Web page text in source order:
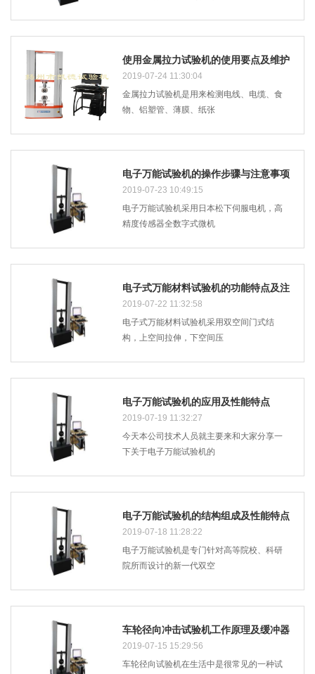
使用金属拉力试验机的使用要点及维护
方法有哪些
2019-07-24 11:30:04
金属拉力试验机是用来检测电线、电缆、食
物、铝塑管、薄膜、纸张
电子万能试验机的操作步骤与注意事项
有哪些
2019-07-23 10:49:15
电子万能试验机采用日本松下伺服电机，高
精度传感器全数字式微机
电子式万能材料试验机的功能特点及注
意事项
2019-07-22 11:32:58
电子式万能材料试验机采用双空间门式结
构，上空间拉伸，下空间压
电子万能试验机的应用及性能特点
2019-07-19 11:32:27
今天本公司技术人员就主要来和大家分享一
下关于电子万能试验机的
电子万能试验机的结构组成及性能特点
你了解吗
2019-07-18 11:28:22
电子万能试验机是专门针对高等院校、科研
院所而设计的新一代双空
车轮径向冲击试验机工作原理及缓冲器
额故障解除方法是什么?
2019-07-15 15:29:56
车轮径向试验机在生活中是很常见的一种试